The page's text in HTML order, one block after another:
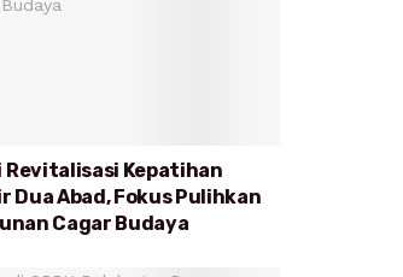
Revitalisasi Kepatihan
Dua Abad, Fokus Pulihkan
Cagar Budaya